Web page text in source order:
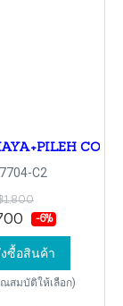
C2
1,800
-6%
ซื้อสินค้า
สมบัติให้เลือก)